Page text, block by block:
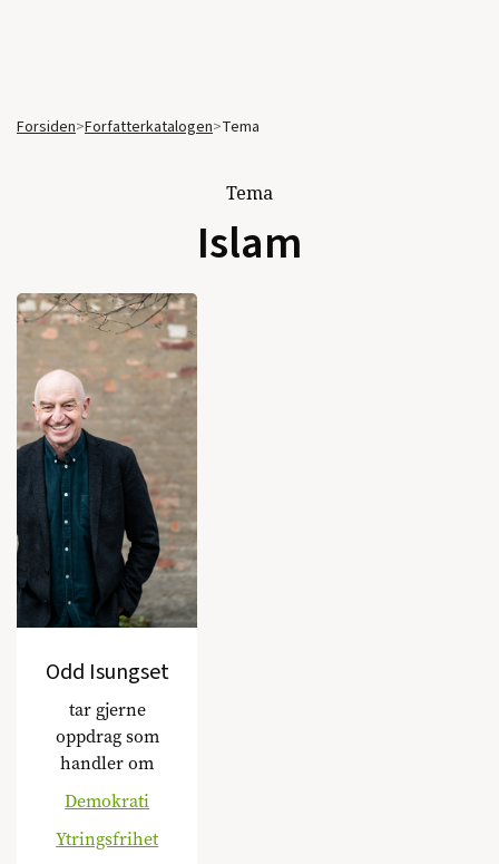
Forsiden>Forfatterkatalogen>Tema
Tema
Islam
Odd Isungset
tar gjerne
oppdrag som
handler om
Demokrati
Ytringsfrihet